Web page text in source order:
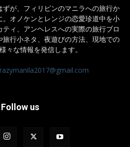
が、フィリピンのマニラへの旅行か
。オノケンとレンジの恋愛珍道中を小
ィ、アンヘレスへの実際の旅行ブロ
行小ネタ、夜遊びの方法、現地での
々な情報を発信します。
Follow us